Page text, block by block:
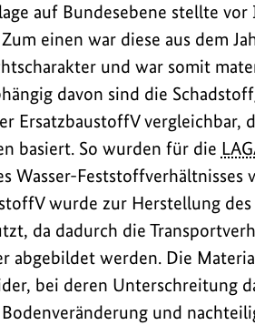
auf Bundesebene stellte
einen war diese aus dem
und war somit
davon sind die
ErsatzbaustoffV vergleichbar,
basiert. So wurden für die
Wasser-Feststoffverhältnisses
wurde zur Herstellung des
da dadurch die
abgebildet werden. Die
bei deren Unterschreitung
und